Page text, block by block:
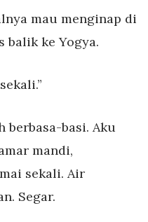
mau menginap di
balik ke Yogya.
berbasa-basi. Aku
mandi,
sekali. Air
Segar.